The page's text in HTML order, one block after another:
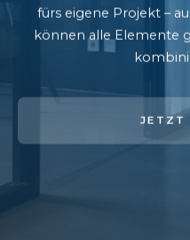
fürs eigene Projekt –
können alle Elemente
JETZT